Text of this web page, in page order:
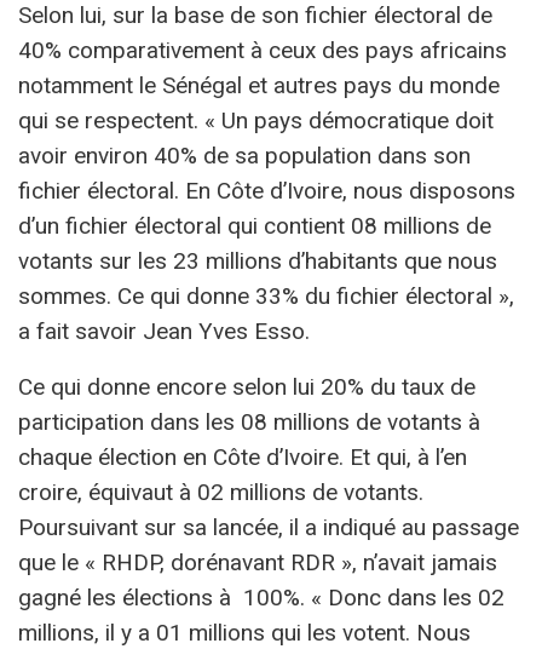
Selon lui, sur la base de son fichier électoral de
40% comparativement à ceux des pays africains
notamment le Sénégal et autres pays du monde
qui se respectent. « Un pays démocratique doit
avoir environ 40% de sa population dans son
fichier électoral. En Côte d’Ivoire, nous disposons
d’un fichier électoral qui contient 08 millions de
votants sur les 23 millions d’habitants que nous
sommes. Ce qui donne 33% du fichier électoral »,
a fait savoir Jean Yves Esso.
Ce qui donne encore selon lui 20% du taux de
participation dans les 08 millions de votants à
chaque élection en Côte d’Ivoire. Et qui, à l’en
croire, équivaut à 02 millions de votants.
Poursuivant sur sa lancée, il a indiqué au passage
que le « RHDP, dorénavant RDR », n’avait jamais
gagné les élections à 100%. « Donc dans les 02
millions, il y a 01 millions qui les votent. Nous